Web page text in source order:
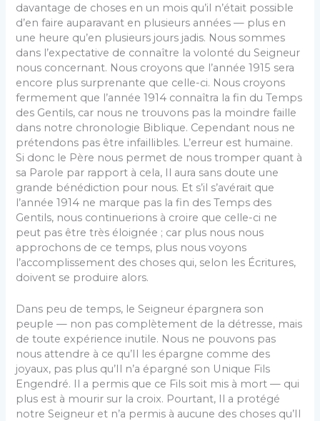
davantage de choses en un mois qu’il n’était possible
d’en faire auparavant en plusieurs années — plus en
une heure qu’en plusieurs jours jadis. Nous sommes
dans l’expectative de connaître la volonté du Seigneur
nous concernant. Nous croyons que l’année 1915 sera
encore plus surprenante que celle-ci. Nous croyons
fermement que l’année 1914 connaîtra la fin du Temps
des Gentils, car nous ne trouvons pas la moindre faille
dans notre chronologie Biblique. Cependant nous ne
prétendons pas être infaillibles. L’erreur est humaine.
Si donc le Père nous permet de nous tromper quant à
sa Parole par rapport à cela, Il aura sans doute une
grande bénédiction pour nous. Et s’il s’avérait que
l’année 1914 ne marque pas la fin des Temps des
Gentils, nous continuerions à croire que celle-ci ne
peut pas être très éloignée ; car plus nous nous
approchons de ce temps, plus nous voyons
l’accomplissement des choses qui, selon les Écritures,
doivent se produire alors.
Dans peu de temps, le Seigneur épargnera son
peuple — non pas complètement de la détresse, mais
de toute expérience inutile. Nous ne pouvons pas
nous attendre à ce qu’Il les épargne comme des
joyaux, pas plus qu’Il n’a épargné son Unique Fils
Engendré. Il a permis que ce Fils soit mis à mort — qui
plus est à mourir sur la croix. Pourtant, Il a protégé
notre Seigneur et n’a permis à aucune des choses qu’Il